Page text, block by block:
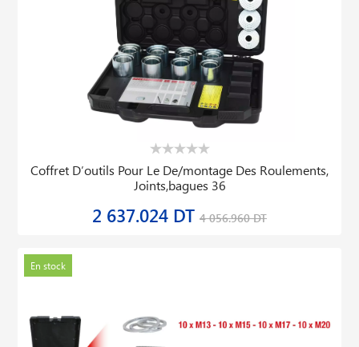
Coffret D′outils Pour Le De/montage Des Roulements,
Joints,bagues 36
2 637.024 DT 4 056.960 DT
En stock